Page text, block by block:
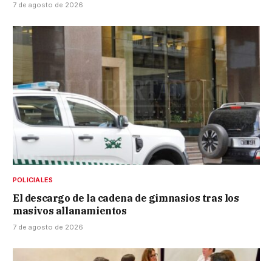
7 de agosto de 2026
POLICIALES
El descargo de la cadena de gimnasios tras los
masivos allanamientos
7 de agosto de 2026